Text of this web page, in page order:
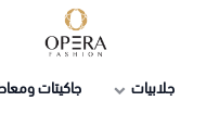
أوبرا فاشن
جلابيات جاكيتات